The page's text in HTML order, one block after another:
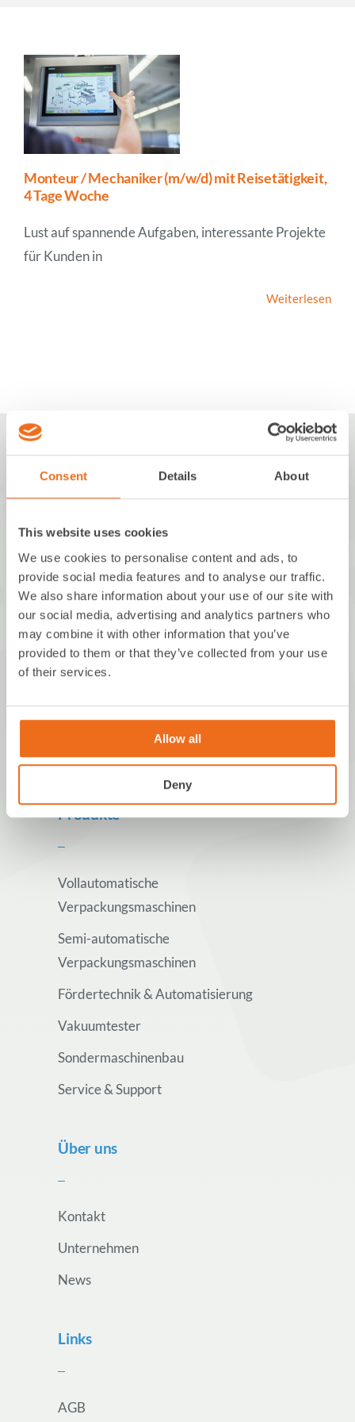
Consent Details About
This website uses cookies
We use cookies to personalise content and ads, to
provide social media features and to analyse our traffic.
We also share information about your use of our site with
our social media, advertising and analytics partners who
may combine it with other information that you’ve
provided to them or that they’ve collected from your use
of their services.
Allow all
Deny
News
Monteur / Mechaniker (m/w/d) mit Reisetätigkeit,
4 Tage Woche
Lust auf spannende Aufgaben, interessante Projekte
für Kunden in
Weiterlesen
MBM innovations GmbH
Walchstraße 5
86157 Augsburg
Deutschland
+49 821 650517-0
Produkte
Vollautomatische
Verpackungsmaschinen
Semi-automatische
Verpackungsmaschinen
Fördertechnik & Automatisierung
Vakuumtester
Sondermaschinenbau
Service & Support
Über uns
Kontakt
Unternehmen
News
Links
AGB